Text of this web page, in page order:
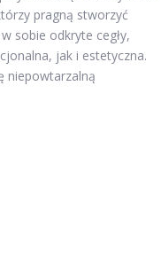
pragną stworzyć
sobie odkryte cegły,
jak i estetyczna.
niepowtarzalną